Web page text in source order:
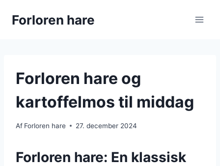
Forloren hare
Forloren hare og
kartoffelmos til middag
Af Forloren hare 27. december 2024
Forloren hare: En klassisk